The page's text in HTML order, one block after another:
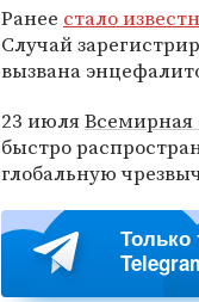
Ранее стало
Случай
вызвана
23 июляВсемирная
быстро
глобальную
Только